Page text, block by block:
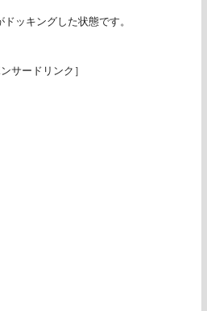
ッキングした状態です。
ンサードリンク］